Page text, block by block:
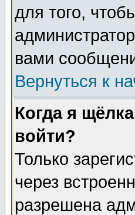
для того,
вами
Вернуться к
Когда я
войти?
Только
через
разрешена